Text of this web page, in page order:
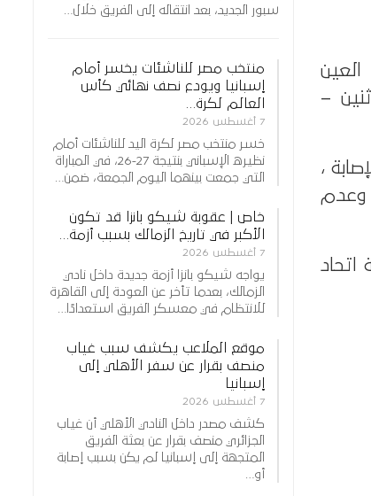
–
،
وعدم
سبور الجديد، بعد انتقاله إلى الفريق خلال…
منتخب مصر للناشئات يخسر أمام
إسبانيا ويودع نصف نهائي كأس
العالم لكرة…
7 أغسطس 2026
خسر منتخب مصر لكرة اليد للناشئات أمام
نظيره الإسباني بنتيجة 27-26، في المباراة
التي جمعت بينهما اليوم الجمعة، ضمن…
خاص | عقوبة شيكو بانزا قد تكون
الأكبر في تاريخ الزمالك بسبب أزمة…
7 أغسطس 2026
يواجه شيكو بانزا أزمة جديدة داخل نادي
الزمالك، بعدما تأخر عن العودة إلى القاهرة
للانتظام في معسكر الفريق استعدادًا…
موقع الملاعب يكشف سبب غياب
منصف بقرار عن سفر الأهلي إلى
إسبانيا
7 أغسطس 2026
كشف مصدر داخل النادي الأهلي أن غياب
الجزائري منصف بقرار عن بعثة الفريق
المتجهة إلى إسبانيا لم يكن بسبب إصابة
أو…